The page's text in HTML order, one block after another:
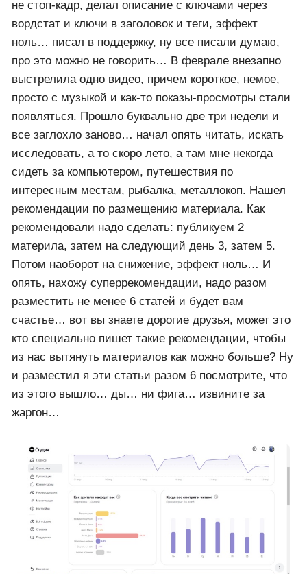
же… однако надежды фактически исчезли и стал
предпринимать разные шаги по возвращению
внимания алгоритма к моему каналу. Первое, что
сделал стал размещать материалы не через день
как было, а каждый день. Выбрал время
публикации в 4. 00. и каждый день у меня
начинался с новой статьи или видеоролика.
Эффект ноль… Прочитал, что нельзя самому
лайкать свои материалы, не стал этого делать,
эффект ноль… начал делать ролики одного объема
по времени, ну приблизительно, ставил картинки, а
не стоп-кадр, делал описание с ключами через
вордстат и ключи в заголовок и теги, эффект
ноль… писал в поддержку, ну все писали думаю,
про это можно не говорить… В феврале внезапно
выстрелила одно видео, причем короткое, немое,
просто с музыкой и как-то показы-просмотры стали
появляться. Прошло буквально две три недели и
все заглохло заново… начал опять читать, искать
исследовать, а то скоро лето, а там мне некогда
сидеть за компьютером, путешествия по
интересным местам, рыбалка, металлокоп. Нашел
рекомендации по размещению материала. Как
материла, затем на следующий день 3, затем 5.
Потом наоборот на снижение, эффект ноль… И
опять, нахожу суперрекомендации, надо разом
разместить не менее 6 статей и будет вам
счастье… вот вы знаете дорогие друзья, может это
кто специально пишет такие рекомендации, чтобы
из нас вытянуть материалов как можно больше? Ну